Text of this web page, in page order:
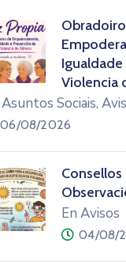
Violencia
Sociais,
06/08/2026
Consellos
En Avisos
04/08/